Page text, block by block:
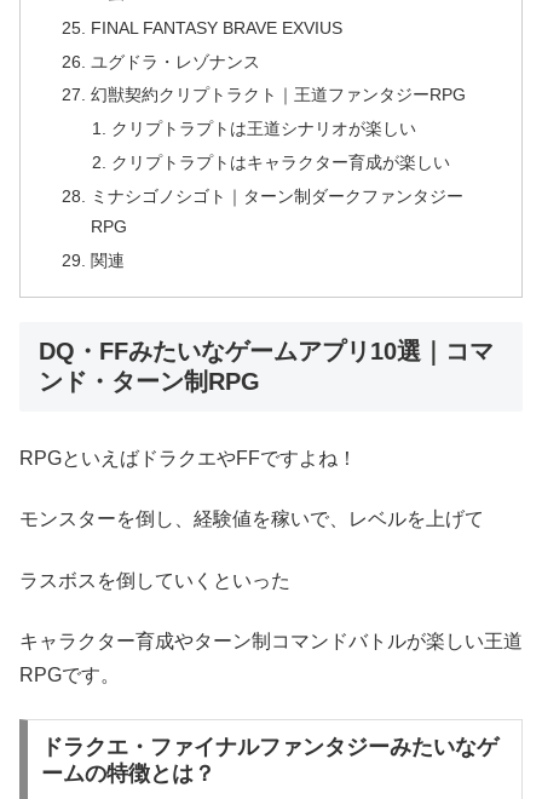
FINAL FANTASY BRAVE EXVIUS
ユグドラ・レゾナンス
幻獣契約クリプトラクト｜王道ファンタジーRPG
クリプトラプトは王道シナリオが楽しい
クリプトラプトはキャラクター育成が楽しい
ミナシゴノシゴト｜ターン制ダークファンタジー
RPG
関連
DQ・FFみたいなゲームアプリ10選｜コマ
ンド・ターン制RPG
RPGといえばドラクエやFFですよね！
モンスターを倒し、経験値を稼いで、レベルを上げて
ラスボスを倒していくといった
キャラクター育成やターン制コマンドバトルが楽しい王道
RPGです。
ドラクエ・ファイナルファンタジーみたいなゲ
ームの特徴とは？